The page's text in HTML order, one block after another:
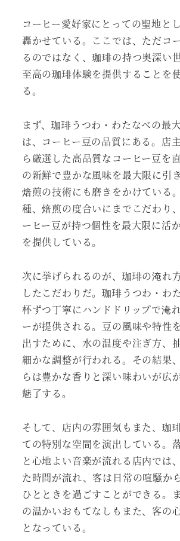
コーヒー愛好家にとっての聖地と
轟かせている。ここでは、ただコ
るのではなく、珈琲の持つ奥深い
至高の珈琲体験を提供することを
る。
まず、珈琲うつわ・わたなべの最
は、コーヒー豆の品質にある。店
ら厳選した高品質なコーヒー豆を
の新鮮で豊かな風味を最大限に引
焙煎の技術にも磨きをかけている
種、焙煎の度合いにまでこだわり
ーヒー豆が持つ個性を最大限に活
を提供している。
次に挙げられるのが、珈琲の淹れ
したこだわりだ。珈琲うつわ・わ
杯ずつ丁寧にハンドドリップで淹
ーが提供される。豆の風味や特性
出すために、水の温度や注ぎ方、
細かな調整が行われる。その結果
らは豊かな香りと深い味わいが広
魅了する。
そして、店内の雰囲気もまた、珈
ての特別な空間を演出している。
と心地よい音楽が流れる店内では
た時間が流れ、客は日常の喧騒か
ひとときを過ごすことができる。
の温かいおもてなしもまた、客の
となっている。